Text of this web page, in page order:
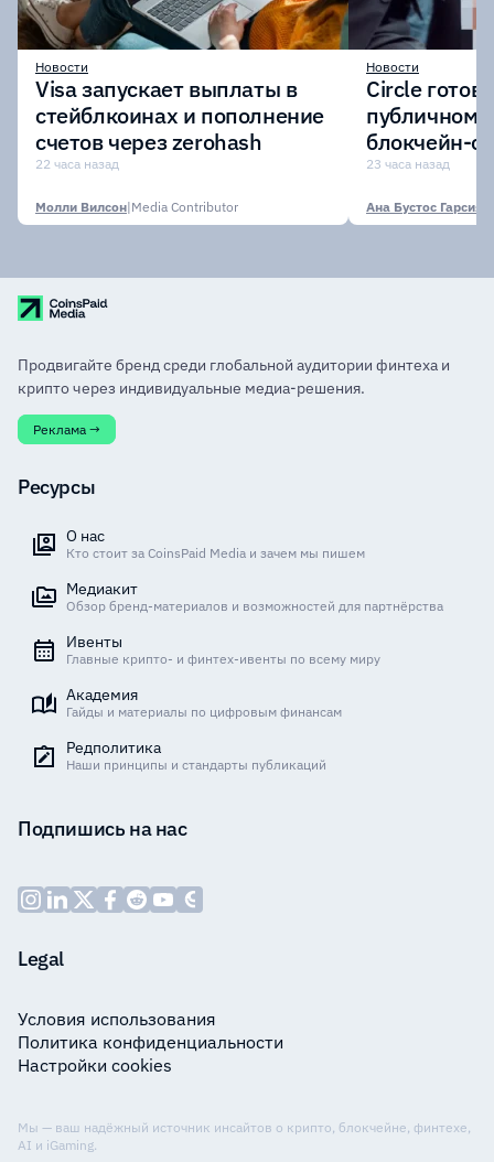
Новости
Visa запускает выплаты в
стейблкоинах и пополнение
счетов через zerohash
22 часа назад
Молли Вилсон|Media Contributor
Новости
Circle
публичному
блокчейн-
участии
23 часа назад
Ана Бустос Гарсия
Продвигайте бренд среди глобальной аудитории финтеха и
крипто через индивидуальные медиа-решения.
Реклама →
Ресурсы
О нас
Кто стоит за CoinsPaid Media и зачем мы пишем
Медиакит
Обзор бренд-материалов и возможностей для партнёрства
Ивенты
Главные крипто- и финтех-ивенты по всему миру
Академия
Гайды и материалы по цифровым финансам
Редполитика
Наши принципы и стандарты публикаций
Подпишись на нас
Legal
Условия использования
Политика конфиденциальности
Настройки cookies
Мы — ваш надёжный источник инсайтов о крипто, блокчейне, финтехе,
AI и iGaming.